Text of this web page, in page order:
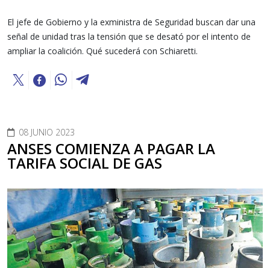
El jefe de Gobierno y la exministra de Seguridad buscan dar una
señal de unidad tras la tensión que se desató por el intento de
ampliar la coalición. Qué sucederá con Schiaretti.
08 JUNIO 2023
ANSES COMIENZA A PAGAR LA
TARIFA SOCIAL DE GAS